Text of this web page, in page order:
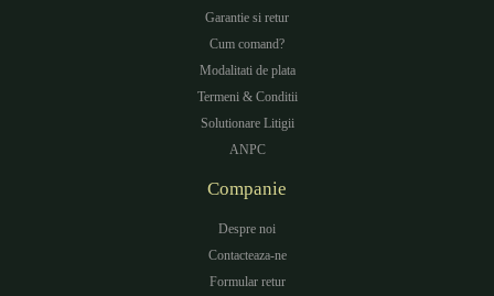
Garantie si retur
Cum comand?
Modalitati de plata
Termeni & Conditii
Solutionare Litigii
ANPC
Companie
Despre noi
Contacteaza-ne
Formular retur